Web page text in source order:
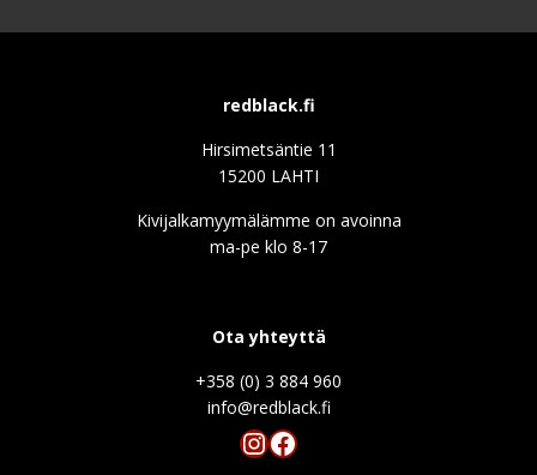
redblack.fi
Hirsimetsäntie 11
15200 LAHTI
Kivijalkamyymälämme on avoinna
ma-pe klo 8-17
Ota yhteyttä
+358 (0) 3 884 960
info@redblack.f
Instagram
Facebook